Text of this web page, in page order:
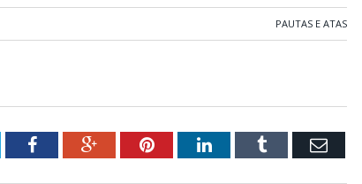
PAUTAS E ATAS
FacebookGoogle+PinterestLinkedInTumblr Email